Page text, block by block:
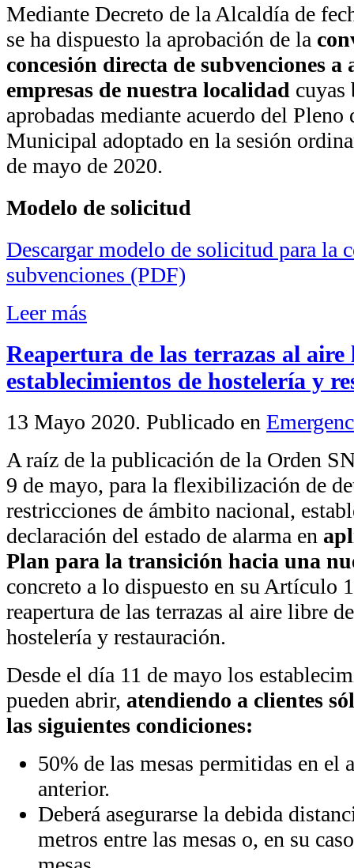
Mediante Decreto de la Alcaldía de
se ha dispuesto la aprobación de la
concesión directa de subvenciones a
empresas de nuestra localidad cuyas
aprobadas mediante acuerdo del
Municipal adoptado en la sesión
de mayo de 2020.
Modelo de solicitud
Descargar modelo de solicitud para la
subvenciones (PDF)
Leer más
Reapertura de las terrazas al aire
establecimientos de hostelería y
13 Mayo 2020. Publicado en
A raíz de la publicación de la Orden
9 de mayo, para la flexibilización de
restricciones de ámbito nacional,
declaración del estado de alarma en
Plan para la transición hacia una
concreto a lo dispuesto en su Artículo
reapertura de las terrazas al aire libre
hostelería y restauración.
Desde el día 11 de mayo los
pueden abrir, atendiendo a clientes
las siguientes condiciones:
50% de las mesas permitidas en el
anterior.
Deberá asegurarse la debida
metros entre las mesas o, en su